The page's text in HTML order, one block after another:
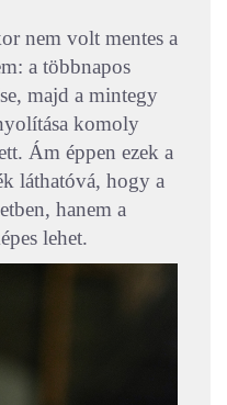
nem volt mentes a
a többnapos
majd a mintegy
komoly
Ám éppen ezek a
láthatóvá, hogy a
hanem a
lehet.